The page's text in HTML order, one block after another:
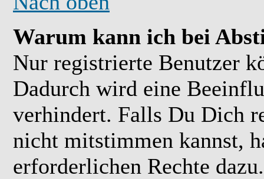
Warum kann ich bei
Nur registrierte Benutzer
Dadurch wird eine
verhindert. Falls Du Dich
nicht mitstimmen kannst,
erforderlichen Rechte dazu.